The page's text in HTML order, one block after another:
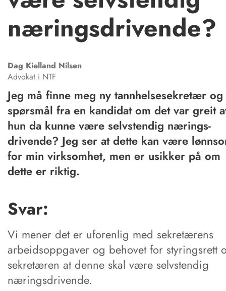
næringsdrivende?
Dag Kielland Nilsen
Advokat i NTF
Jeg må finne meg ny tannhelse­sekretær
spørsmål fra en kandidat om det var greit
hun da kunne være selvstendig nærings­
drivende? Jeg ser at dette kan være
for min virksomhet, men er usikker på om
dette er riktig.
Svar:
Vi mener det er uforenlig med sekretærens
arbeidsoppgaver og behovet for styringsrett
sekretæren at denne skal være selvstendig
næringsdrivende.